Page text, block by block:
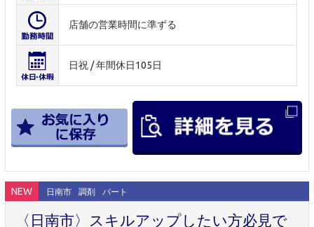
店舗の営業時間に準ずる
日祝 / 年間休日105日
NEW 日南市 調剤 パート
〈日南市〉スキルアップしたい方必見で